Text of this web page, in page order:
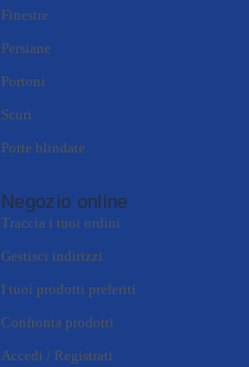
Finestre
Persiane
Portoni
Scuri
Porte blindate
Negozio online
Traccia i tuoi ordini
Gestisci indirizzi
I tuoi prodotti preferiti
Confronta prodotti
Accedi / Registrati